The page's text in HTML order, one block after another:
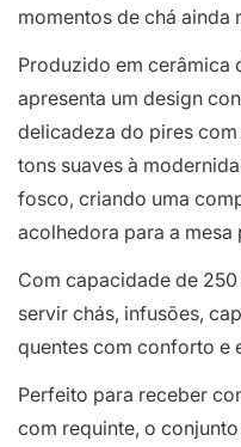
momentos de chá ainda
Produzido em cerâmica
apresenta um design
delicadeza do pires
tons suaves à
fosco, criando uma
acolhedora para a mesa
Com capacidade de
servir chás, infusões,
quentes com conforto e
Perfeito para receber
com requinte, o